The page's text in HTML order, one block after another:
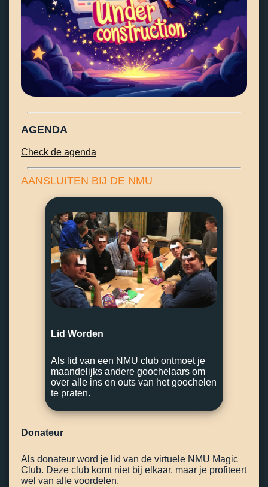
AGENDA
Check de agenda
AANSLUITEN BIJ DE NMU
Lid Worden
Als lid van een NMU club ontmoet je
maandelijks andere goochelaars om
over alle ins en outs van het goochelen
te praten.
Donateur
Als donateur word je lid van de virtuele NMU Magic
Club. Deze club komt niet bij elkaar, maar je profiteert
wel van alle voordelen.